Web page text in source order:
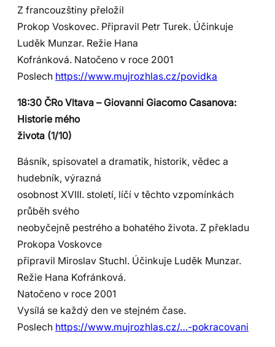
Z francouzštiny přeložil
Prokop Voskovec. Připravil Petr Turek. Účinkuje
Luděk Munzar. Režie Hana
Kofránková. Natočeno v roce 2001
Poslech https://www.mujrozhlas.cz/povidka
18:30 ČRo Vltava – Giovanni Giacomo Casanova:
Historie mého
života (1/10)
Básník, spisovatel a dramatik, historik, vědec a
hudebník, výrazná
osobnost XVIII. století, líčí v těchto vzpomínkách
průběh svého
neobyčejně pestrého a bohatého života. Z překladu
Prokopa Voskovce
připravil Miroslav Stuchl. Účinkuje Luděk Munzar.
Režie Hana Kofránková.
Natočeno v roce 2001
Vysílá se každý den ve stejném čase.
Poslech https://www.mujrozhlas.cz/…-pokracovani